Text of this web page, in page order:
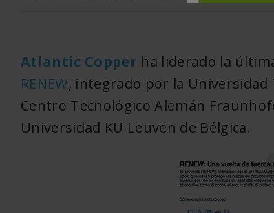
Atlantic Copper ha liderado la
RENEW, integrado por la Universidad
Centro Tecnológico Alemán
Universidad KU Leuven de Bélgica.